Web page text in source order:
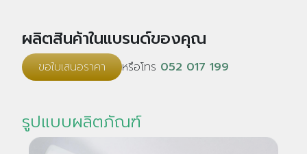
ผลิตสินค้าในแบรนด์ของคุณ
ขอใบเสนอราคา หรือโทร 052 017 199
รูปแบบผลิตภัณฑ์